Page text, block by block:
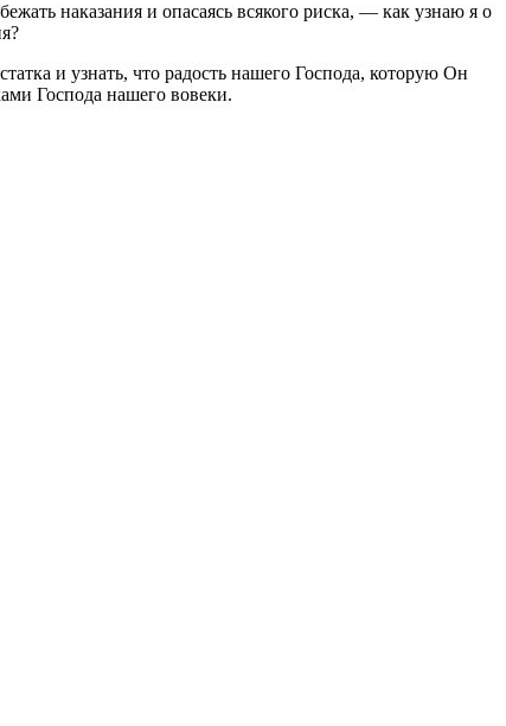
наказания и опасаясь всякого риска, — как узнаю я о
и узнать, что радость нашего Господа, которую Он
Господа нашего вовеки.